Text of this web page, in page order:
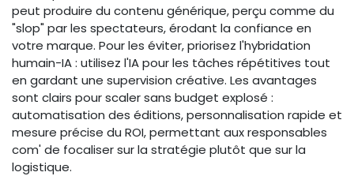
peut produire du contenu générique, perçu comme du
"slop" par les spectateurs, érodant la confiance en
votre marque. Pour les éviter, priorisez l'hybridation
humain-IA : utilisez l'IA pour les tâches répétitives tout
en gardant une supervision créative. Les avantages
sont clairs pour scaler sans budget explosé :
automatisation des éditions, personnalisation rapide et
mesure précise du ROI, permettant aux responsables
com' de focaliser sur la stratégie plutôt que sur la
logistique.